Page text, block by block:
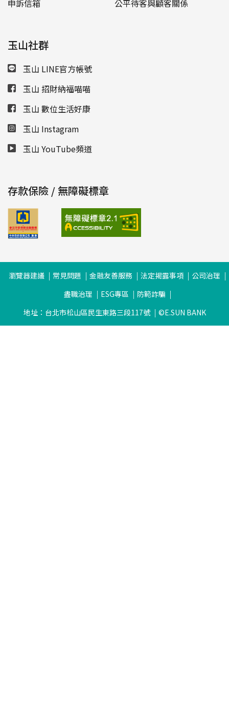
申訴信箱
公平待客與顧客關係
玉山社群
玉山 LINE官方帳號
玉山 招財納福喵喵
玉山 數位生活好康
玉山 Instagram
玉山 YouTube頻道
存款保險 / 無障礙標章
瀏覽器建議 常見問題 金融友善服務 法定揭露事項
公司治理
盡職治理
ESG專區
防範詐騙
地址：台北市松山區民生東路三段117號
©E.SUN BANK